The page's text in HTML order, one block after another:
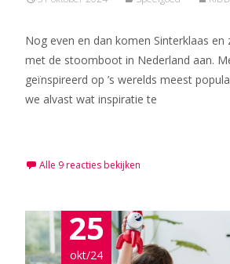
Nog even en dan komen Sinterklaas en
met de stoomboot in Nederland aan.
geïnspireerd op ’s werelds meest
we alvast wat inspiratie te
Alle 9 reacties bekijken
25
okt/24